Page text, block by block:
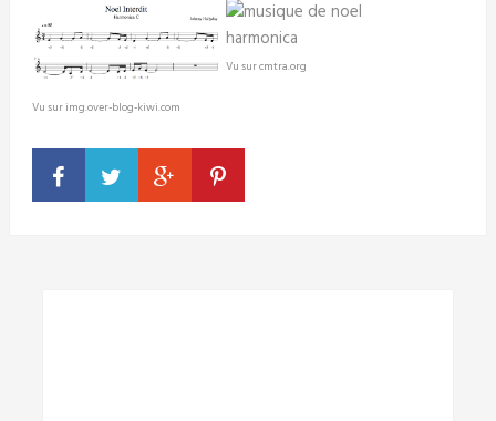
Vu sur img.over-blog-kiwi.com
Vu sur cmtra.org